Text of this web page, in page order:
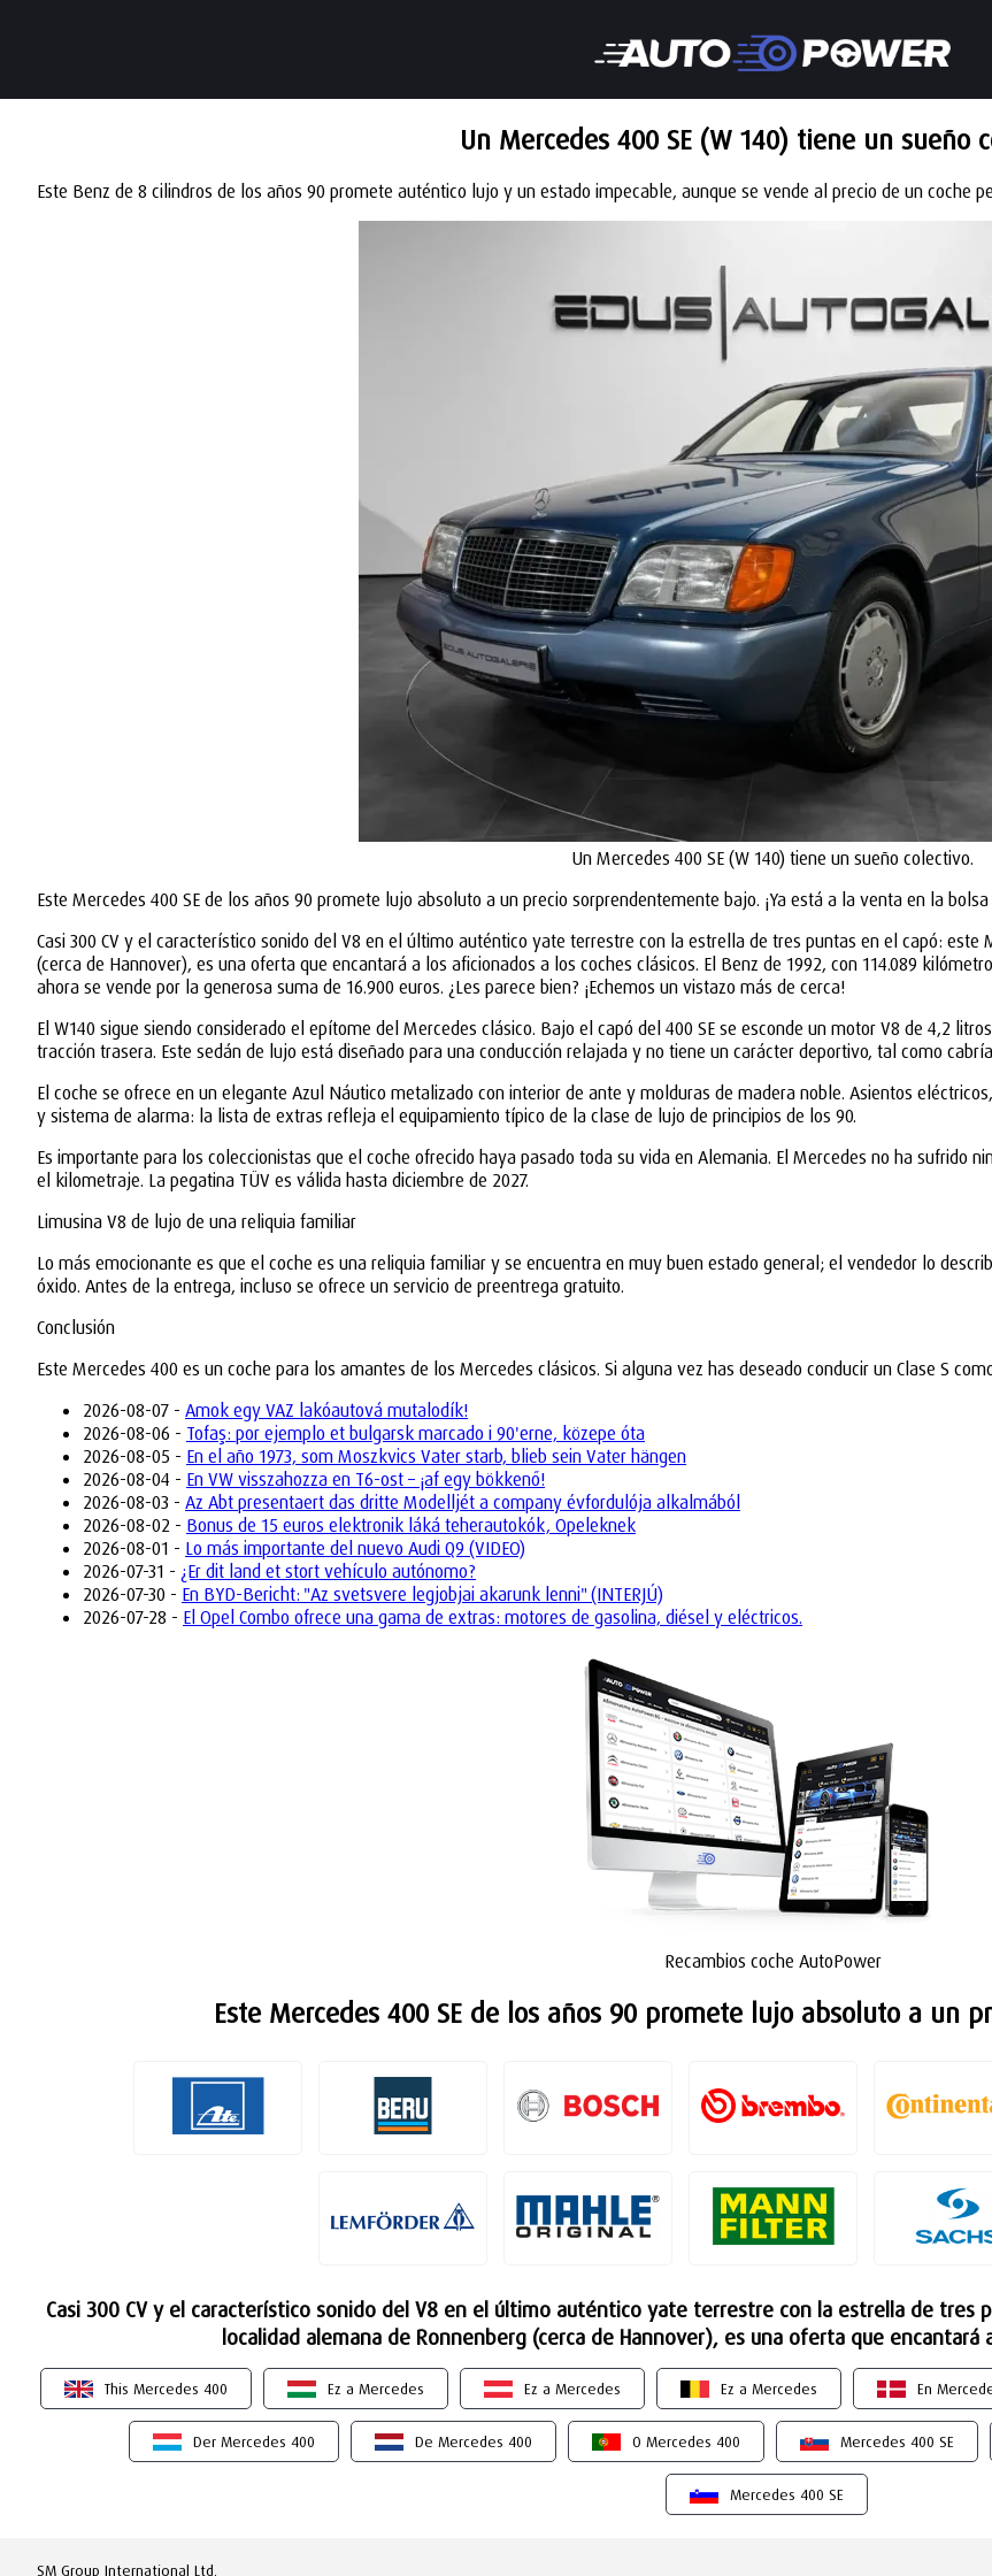
Un Mercedes 400 SE (W 140) tiene un sueño
Este Benz de 8 cilindros de los años 90 promete auténtico lujo y un estado impecable, aunque se vende al precio de un coche
Un Mercedes 400 SE (W 140) tiene un sueño colectivo.
Este Mercedes 400 SE de los años 90 promete lujo absoluto a un precio sorprendentemente bajo. ¡Ya está a la venta en la
Casi 300 CV y el característico sonido del V8 en el último auténtico yate terrestre con la estrella de tres puntas en el capó:
(cerca de Hannover), es una oferta que encantará a los aficionados a los coches clásicos. El Benz de 1992, con 114.089
ahora se vende por la generosa suma de 16.900 euros. ¿Les parece bien? ¡Echemos un vistazo más de cerca!
El W140 sigue siendo considerado el epítome del Mercedes clásico. Bajo el capó del 400 SE se esconde un motor V8 de 4,2
tracción trasera. Este sedán de lujo está diseñado para una conducción relajada y no tiene un carácter deportivo, tal como
El coche se ofrece en un elegante Azul Náutico metalizado con interior de ante y molduras de madera noble. Asientos
y sistema de alarma: la lista de extras refleja el equipamiento típico de la clase de lujo de principios de los 90.
Es importante para los coleccionistas que el coche ofrecido haya pasado toda su vida en Alemania. El Mercedes no ha sufrido
el kilometraje. La pegatina TÜV es válida hasta diciembre de 2027.
Limusina V8 de lujo de una reliquia familiar
Lo más emocionante es que el coche es una reliquia familiar y se encuentra en muy buen estado general; el vendedor lo
óxido. Antes de la entrega, incluso se ofrece un servicio de preentrega gratuito.
Conclusión
Este Mercedes 400 es un coche para los amantes de los Mercedes clásicos. Si alguna vez has deseado conducir un Clase S
2026-08-07 - Amok egy VAZ lakóautová mutalodík!
2026-08-06 - Tofaş: por ejemplo et bulgarsk marcado i 90'erne, közepe óta
2026-08-05 - En el año 1973, som Moszkvics Vater starb, blieb sein Vater hängen
2026-08-04 - En VW visszahozza en T6-ost – ¡af egy bökkenő!
2026-08-03 - Az Abt presentaert das dritte Modelljét a company évfordulója alkalmából
2026-08-02 - Bonus de 15 euros elektronik láká teherautokók, Opeleknek
2026-08-01 - Lo más importante del nuevo Audi Q9 (VIDEO)
2026-07-31 - ¿Er dit land et stort vehículo autónomo?
2026-07-30 - En BYD-Bericht: "Az svetsvere legjobjai akarunk lenni" (INTERJÚ)
2026-07-28 - El Opel Combo ofrece una gama de extras: motores de gasolina, diésel y eléctricos.
Recambios coche AutoPower
Este Mercedes 400 SE de los años 90 promete lujo absoluto a un
Casi 300 CV y el característico sonido del V8 en el último auténtico yate terrestre con la estrella de tres
localidad alemana de Ronnenberg (cerca de Hannover), es una oferta que encantará
This Mercedes 400 Ez a Mercedes Ez a Mercedes Ez a Mercedes En
Der Mercedes 400 De Mercedes 400 O Mercedes 400 Mercedes 400 SE
Mercedes 400 SE
SM Group International Ltd.